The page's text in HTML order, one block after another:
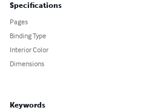
Specifications
Pages
Binding Type
Interior Color
Dimensions
Keywords